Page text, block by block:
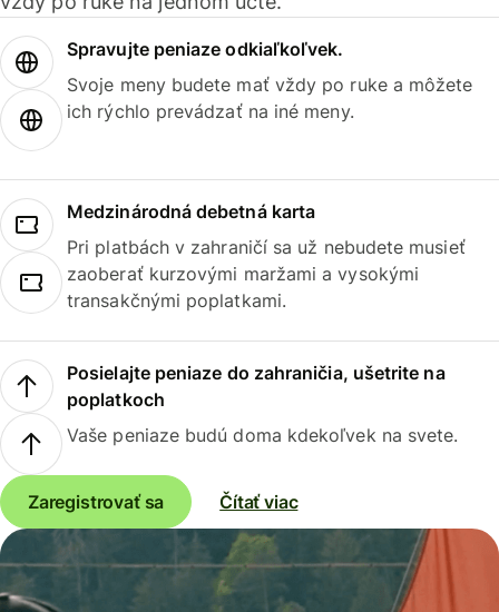
Spravujte peniaze odkiaľkoľvek.
Svoje meny budete mať vždy po ruke a môžete
ich rýchlo prevádzať na iné meny.
Medzinárodná debetná karta
Pri platbách v zahraničí sa už nebudete musieť
zaoberať kurzovými maržami a vysokými
transakčnými poplatkami.
Posielajte peniaze do zahraničia, ušetrite na
poplatkoch
Vaše peniaze budú doma kdekoľvek na svete.
Zaregistrovať sa Čítať viac